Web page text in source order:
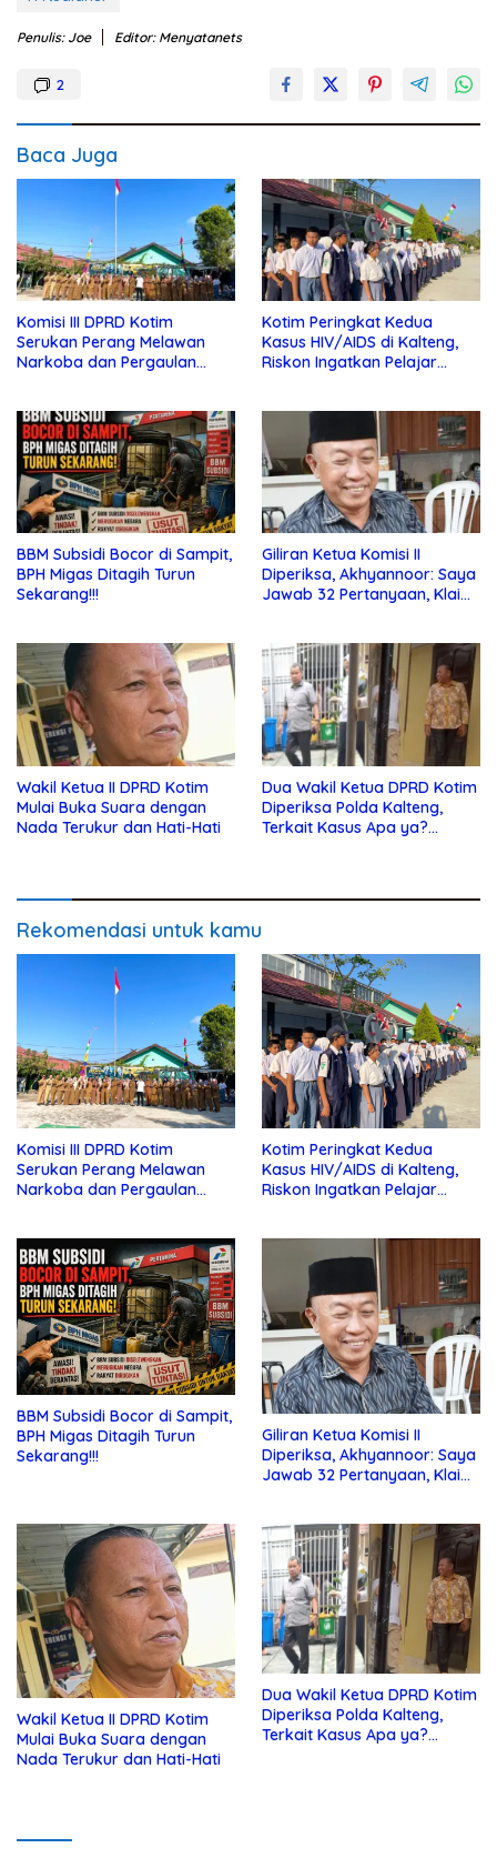
Penulis: Joe Editor: Menyatanets
2
Baca Juga
Komisi III DPRD Kotim
Serukan Perang Melawan
Narkoba dan Pergaulan
Kotim Peringkat Kedua
Kasus HIV/AIDS di Kalteng,
Riskon Ingatkan Pelajar
BBM Subsidi Bocor di Sampit,
BPH Migas Ditagih Turun
Sekarang!!!
Giliran Ketua Komisi II
Diperiksa, Akhyannoor: Saya
Jawab 32 Pertanyaan, Klaim
Wakil Ketua II DPRD Kotim
Mulai Buka Suara dengan
Nada Terukur dan Hati-Hati
Dua Wakil Ketua DPRD Kotim
Diperiksa Polda Kalteng,
Terkait Kasus Apa ya?…
Rekomendasi untuk kamu
Komisi III DPRD Kotim
Serukan Perang Melawan
Narkoba dan Pergaulan
Kotim Peringkat Kedua
Kasus HIV/AIDS di Kalteng,
Riskon Ingatkan Pelajar
BBM Subsidi Bocor di Sampit,
BPH Migas Ditagih Turun
Sekarang!!!
Giliran Ketua Komisi II
Diperiksa, Akhyannoor: Saya
Jawab 32 Pertanyaan, Klaim
Wakil Ketua II DPRD Kotim
Mulai Buka Suara dengan
Nada Terukur dan Hati-Hati
Dua Wakil Ketua DPRD Kotim
Diperiksa Polda Kalteng,
Terkait Kasus Apa ya?…